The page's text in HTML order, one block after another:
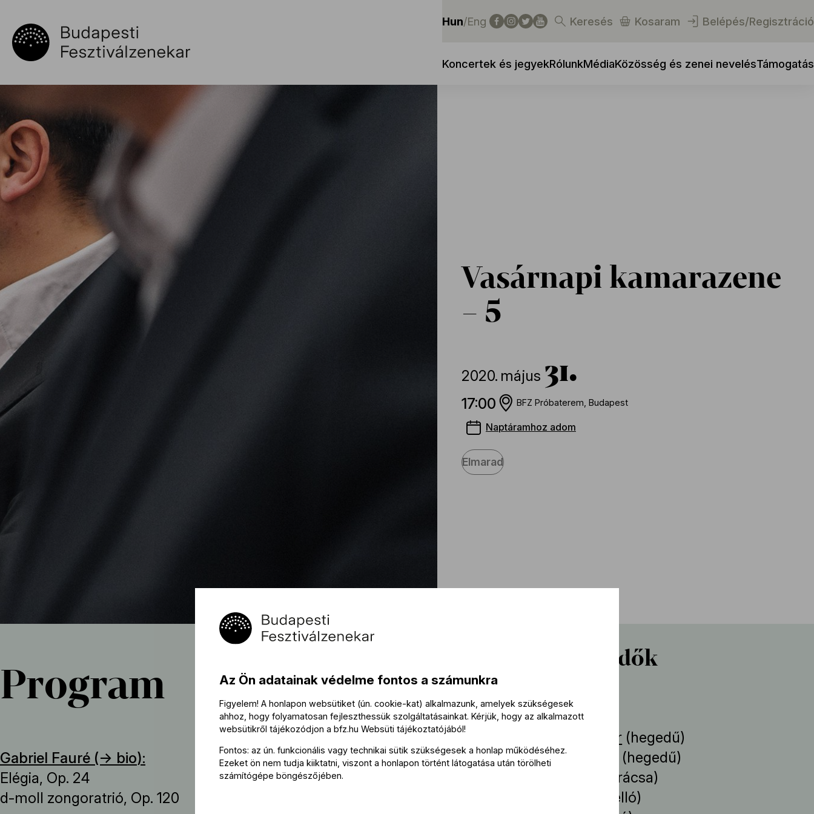
Hun/Eng Keresés Kosaram Belépés/Regisztráció
Koncertek és jegyekRólunkMédiaKözösség és zenei nevelésTámogatás
Vasárnapi kamarazene
– 5
2020. május 31
17:00 BFZ Próbaterem, Budapest
Naptáramhoz adom
Elmarad
Program
Gabriel Fauré (→ bio):
Elégia, Op. 24
d-moll zongoratrió, Op. 120
Közreműködők
Közreműködik
Lesták Bedő Eszter (hegedű)
Szlávik Zsuzsanna
(hegedű)
(brácsa)
(cselló)
Az Ön adatainak védelme fontos a számunkra
Figyelem! A honlapon websütiket (ún. cookie-kat) alkalmazunk, amelyek szükségesek
ahhoz, hogy folyamatosan fejleszthessük szolgáltatásainkat. Kérjük, hogy az alkalmazott
websütikről tájékozódjon a bfz.hu Websüti tájékoztatójából!
Fontos: az ún. funkcionális vagy technikai sütik szükségesek a honlap működéséhez.
Ezeket ön nem tudja kiiktatni, viszont a honlapon történt látogatása után törölheti
számítógépe böngészőjében.